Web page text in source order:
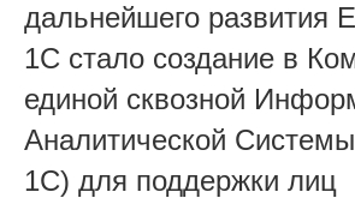
дальнейшего
1С стало создание в
единой сквозной
Аналитической
1С) для поддержки лиц